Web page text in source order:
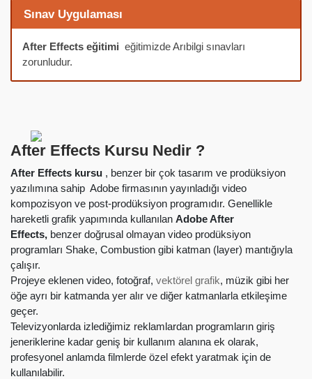
Sınav Uygulaması
After Effects eğitimi eğitimizde Arıbilgi sınavları
zorunludur.
After Effects Kursu Nedir ?
After Effects kursu , benzer bir çok tasarım ve prodüksiyon
yazılımına sahip Adobe firmasının yayınladığı video
kompozisyon ve post-prodüksiyon programıdır. Genellikle
hareketli grafik yapımında kullanılan Adobe After
Effects, benzer doğrusal olmayan video prodüksiyon
programları Shake, Combustion gibi katman (layer) mantığıyla
çalışır.
Projeye eklenen video, fotoğraf, vektörel grafik, müzik gibi her
öğe ayrı bir katmanda yer alır ve diğer katmanlarla etkileşime
geçer.
Televizyonlarda izlediğimiz reklamlardan programların giriş
jeneriklerine kadar geniş bir kullanım alanına ek olarak,
profesyonel anlamda filmlerde özel efekt yaratmak için de
kullanılabilir.